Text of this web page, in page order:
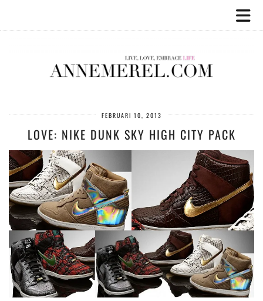
FEBRUARI 10, 2013
LOVE: NIKE DUNK SKY HIGH CITY PACK